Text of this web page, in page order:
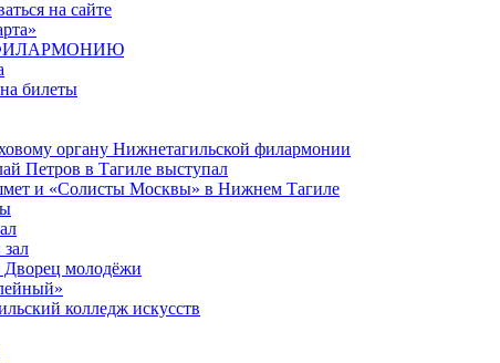
на сайте
билеты
органу Нижнетагильской филармонии
Петров в Тагиле выступал
и «Солисты Москвы» в Нижнем Тагиле
Дворец молодёжи
колледж искусств